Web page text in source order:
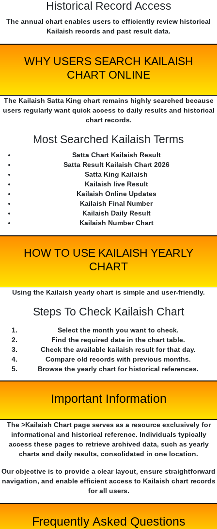
Historical Record Access
The annual chart enables users to efficiently review historical
Kailaish records and past result data.
WHY USERS SEARCH KAILAISH
CHART ONLINE
The Kailaish Satta King chart remains highly searched because
users regularly want quick access to daily results and historical
chart records.
Most Searched Kailaish Terms
Satta Chart Kailaish Result
Satta Result Kailaish Chart 2026
Satta King Kailaish
Kailaish live Result
Kailaish Online Updates
Kailaish Final Number
Kailaish Daily Result
Kailaish Number Chart
HOW TO USE KAILAISH YEARLY
CHART
Using the Kailaish yearly chart is simple and user-friendly.
Steps To Check Kailaish Chart
Select the month you want to check.
Find the required date in the chart table.
Check the available kailaish result for that day.
Compare old records with previous months.
Browse the yearly chart for historical references.
Important Information
The >Kailaish Chart page serves as a resource exclusively for
informational and historical reference. Individuals typically
access these pages to retrieve archived data, such as yearly
charts and daily results, consolidated in one location.
Our objective is to provide a clear layout, ensure straightforward
navigation, and enable efficient access to Kailaish chart records
for all users.
Frequently Asked Questions